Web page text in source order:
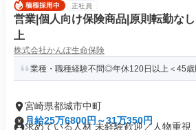
正社員
営業|個人向け保険商品|原則転勤な
上
株式会社かんぽ生命保険
業種・職種経験不問◎年休120日以上＜45歳
宮崎県都城市中町
月給25万6800円～31万350円
求めている人材 未経験歓迎／人物重